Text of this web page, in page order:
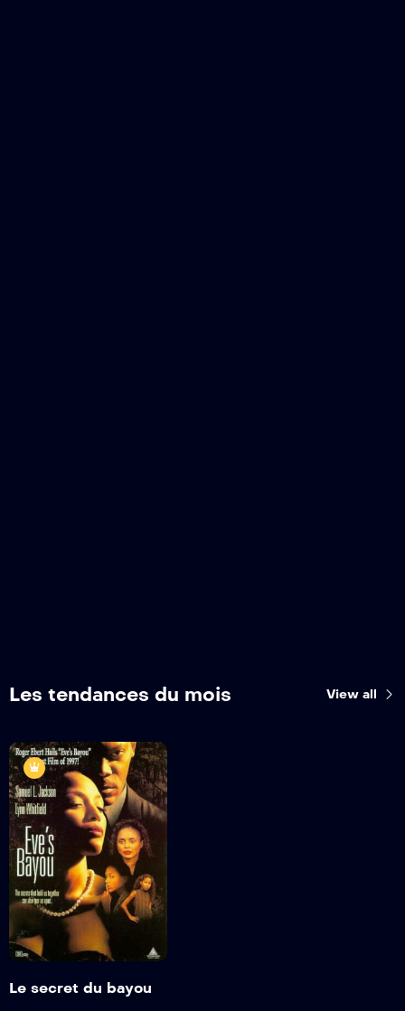
Les tendances du mois View all
Le secret du
bayou
1999 1h 49min
Bande annonce
Détails
Le secret du bayou